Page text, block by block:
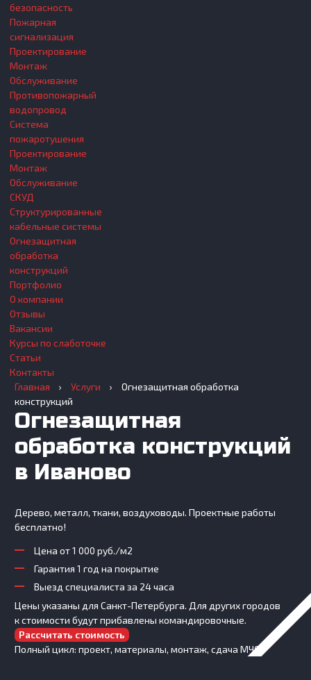
безопасность
Пожарная
сигнализация
Проектирование
Монтаж
Обслуживание
Противопожарный
водопровод
Система
пожаротушения
Проектирование
Монтаж
Обслуживание
СКУД
Структурированные
кабельные системы
Огнезащитная
обработка
конструкций
Портфолио
О компании
Отзывы
Вакансии
Курсы по слаботочке
Статьи
Контакты
Главная › Услуги ›
Огнезащитная обработка
конструкций
Огнезащитная
обработка конструкций
в Иваново
Дерево, металл, ткани, воздуховоды. Проектные работы
бесплатно!
Цена от 1 000 руб./м2
Гарантия 1 год на покрытие
Выезд специалиста за 24 часа
Цены указаны для Санкт-Петербурга. Для других городов
к стоимости будут прибавлены командировочные.
Рассчитать стоимость
Полный цикл: проект, материалы, монтаж, сдача МЧС.